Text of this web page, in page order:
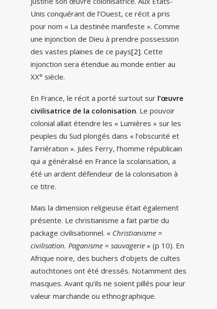
Unis conquérant de l’Ouest, ce récit a pris
pour nom « La destinée manifeste ». Comme
une injonction de Dieu à prendre possession
des vastes plaines de ce pays[2]. Cette
injonction sera étendue au monde entier au
XX° siècle.
En France, le récit a porté surtout sur l’œuvre
civilisatrice de la colonisation. Le pouvoir
colonial allait étendre les « Lumières » sur les
peuples du Sud plongés dans « l’obscurité et
l’arriération ». Jules Ferry, l’homme républicain
qui a généralisé en France la scolarisation, a
été un ardent défendeur de la colonisation à
ce titre.
Mais la dimension religieuse était également
présente. Le christianisme a fait partie du
package civilisationnel. « Christianisme =
civilisation. Paganisme = sauvagerie » (p 10). En
Afrique noire, des buchers d’objets de cultes
autochtones ont été dressés. Notamment des
masques. Avant qu’ils ne soient pillés pour leur
valeur marchande ou ethnographique.